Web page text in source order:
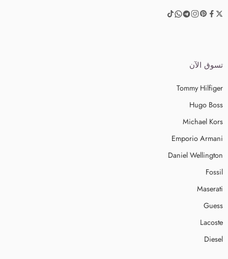
تسوق الآن
Tommy Hilfiger
Hugo Boss
Michael Kors
Emporio Armani
Daniel Wellington
Fossil
Maserati
Guess
Lacoste
Diesel